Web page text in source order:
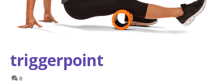
triggerpoint
0